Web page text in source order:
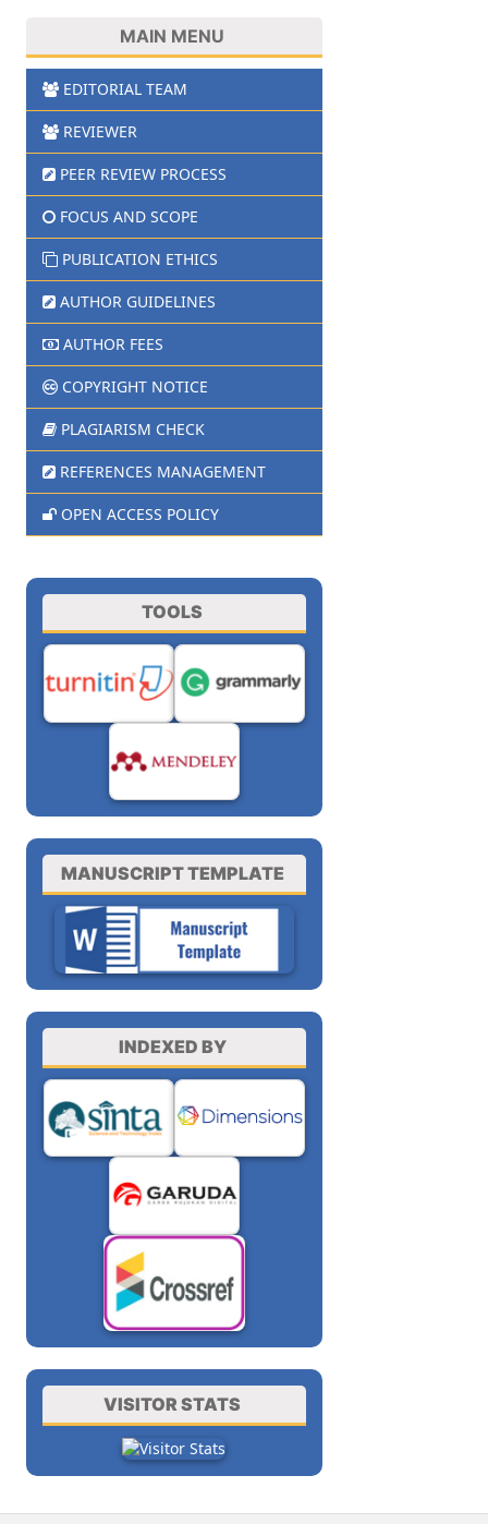
MAIN MENU
EDITORIAL TEAM
REVIEWER
PEER REVIEW PROCESS
FOCUS AND SCOPE
PUBLICATION ETHICS
AUTHOR GUIDELINES
AUTHOR FEES
COPYRIGHT NOTICE
PLAGIARISM CHECK
REFERENCES MANAGEMENT
OPEN ACCESS POLICY
TOOLS
MANUSCRIPT TEMPLATE
INDEXED BY
VISITOR STATS